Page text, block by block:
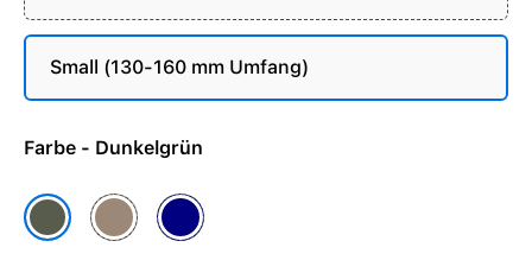
Small (130-160 mm Umfang)
Farbe - Dunkelgrün
Dunkelgrün
Mandel Marine